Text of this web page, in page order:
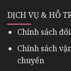
DỊCH VỤ & HỖ
Chính sách
Chính sách
chuyển